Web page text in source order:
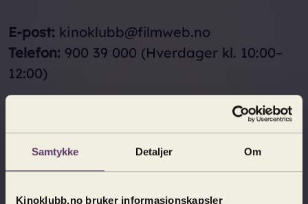
Samtykke Detaljer Om
Kinoklubb.no bruker informasjonskapsler
E-post: kinoklubb@filmweb.no
Telefon: 900 39 000 (Hverdager kl. 10:00–
12:00)
Filmweb AS
Filmweb Kinoklubb
Nedre gate 7
0551 Oslo